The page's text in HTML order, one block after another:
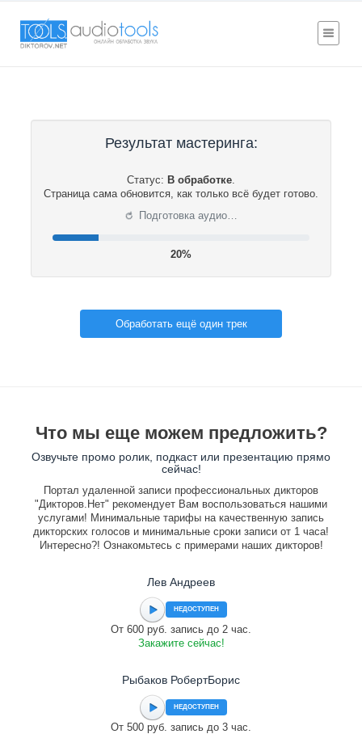
Результат мастеринга:
Статус: В обработке.
Страница сама обновится, как только всё будет готово.
⟳ Подготовка аудио…
20%
Обработать ещё один трек
Что мы еще можем предложить?
Озвучьте промо ролик, подкаст или презентацию прямо
сейчас!
Портал удаленной записи профессиональных дикторов
"Дикторов.Нет" рекомендует Вам воспользоваться нашими
услугами! Минимальные тарифы на качественную запись
дикторских голосов и минимальные сроки записи от 1 часа!
Интересно?! Ознакомьтесь с примерами наших дикторов!
Лев Андреев
НЕДОСТУПЕН
От 600 руб. запись до 2 час.
Закажите сейчас!
Рыбаков РобертБорис
НЕДОСТУПЕН
От 500 руб. запись до 3 час.